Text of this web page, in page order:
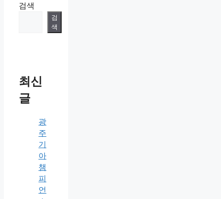
검색
검
색
최신
글
광
주
기
아
챔
피
언